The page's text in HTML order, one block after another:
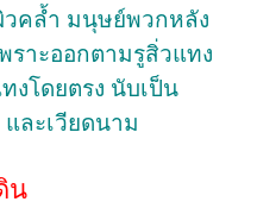
คล้ำ มนุษย์พวกหลัง
ราะออกตามรูสิ่วแทง
งโดยตรง นับเป็น
ละเวียดนาม
น